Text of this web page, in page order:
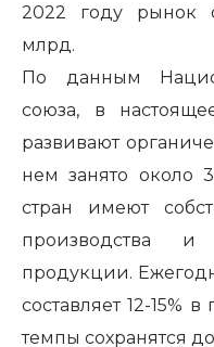
2022 году рынок
млрд.
По данным
союза, в
развивают
нем занято около
стран имеют
производства и
продукции.
составляет 12-15%
темпы сохранятся